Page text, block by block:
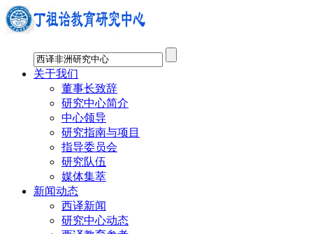
关于我们
董事长致辞
研究中心简介
中心领导
研究指南与项目
指导委员会
研究队伍
媒体集萃
新闻动态
西译新闻
研究中心动态